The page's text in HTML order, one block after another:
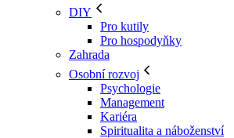
DIY
Pro kutily
Pro hospodyňky
Zahrada
Osobní rozvoj
Psychologie
Management
Kariéra
Spiritualita a náboženství